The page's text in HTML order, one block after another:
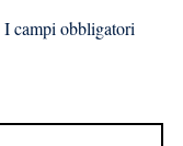
I campi obbligatori